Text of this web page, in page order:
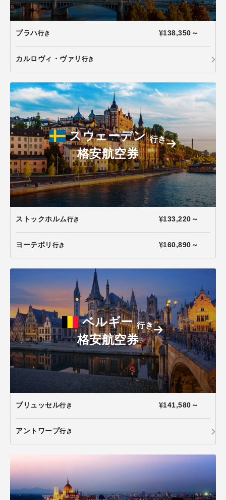
プラハ行き ¥138,350～
カルロヴィ・ヴァリ 行き
スウェーデン行き
格安航空券
ストックホルム行き ¥133,220～
ヨーテボリ 行き ¥160,890～
ベルギー行き
格安航空券
ブリュッセル行き ¥141,580～
アントワープ行き